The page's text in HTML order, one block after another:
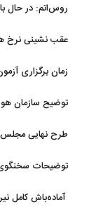
روس‌اتم: در حال
عقب نشینی نرخ ها
زمان برگزاری آزمون وکالت
توضیح سازمان
طرح نهایی مجلس
توضیحات سخنگوی
آماده‌باش کامل